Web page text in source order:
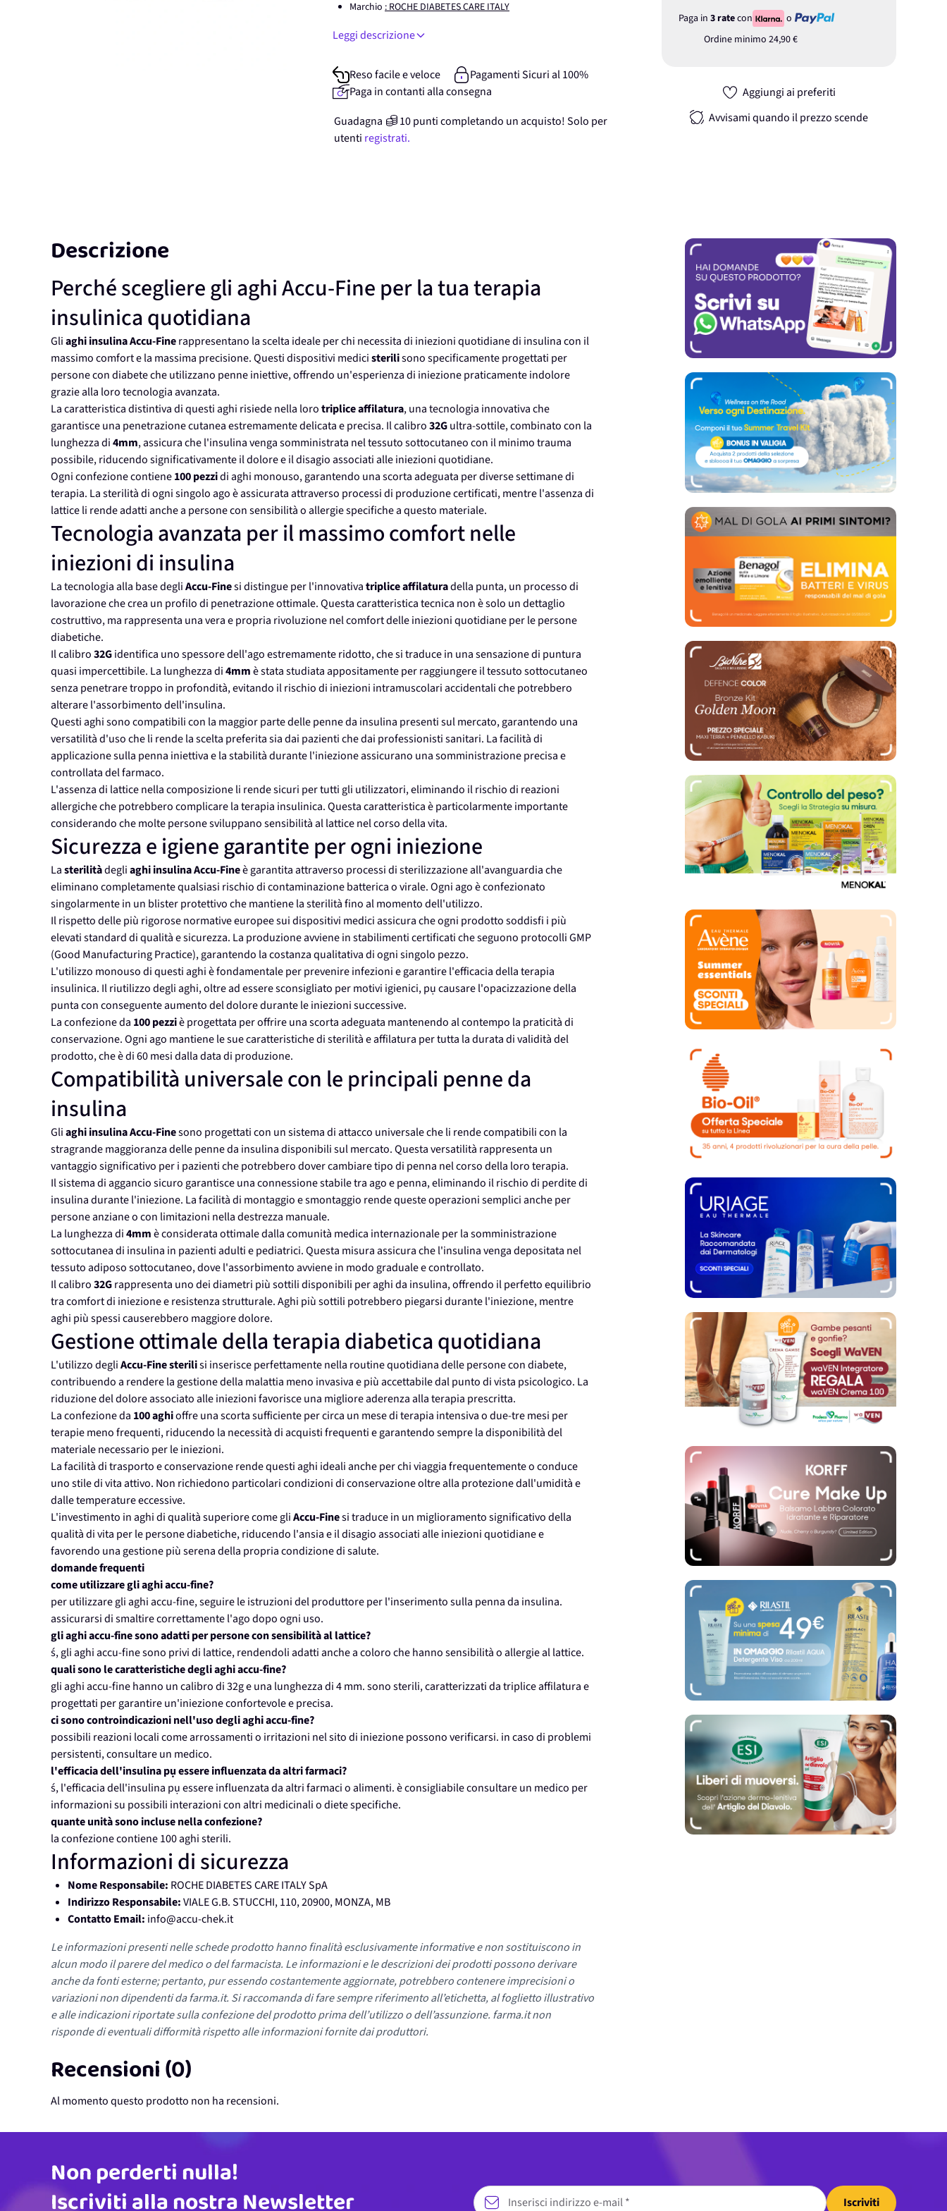
Paga in 3 ratecon
o
Ordine minimo 24,90 €
Aggiungi ai preferiti
Avvisami quando il prezzo scende
Marchio : ROCHE DIABETES CARE ITALY
Leggi descrizione
Reso facile e veloce
Pagamenti Sicuri al 100%
Paga in contanti alla consegna
Guadagna
10punticompletando un acquisto! Solo per
utenti registrati.
Descrizione
Perché scegliere gli aghi Accu-Fine per la tua terapia
insulinica quotidiana
Gliaghi insulinaAccu-Finerappresentano la scelta ideale per chi necessita di iniezioni quotidiane di insulina con il
massimo comfort e la massima precisione. Questi dispositivi medicisterilisono specificamente progettati per
persone con diabete che utilizzano penne iniettive, offrendo un'esperienza di iniezione praticamente indolore
grazie alla loro tecnologia avanzata.
La caratteristica distintiva di questi aghi risiede nella lorotriplice affilatura, una tecnologia innovativa che
garantisce una penetrazione cutanea estremamente delicata e precisa. Il calibro32Gultra-sottile, combinato con la
lunghezza di4mm, assicura che l'insulina venga somministrata nel tessuto sottocutaneo con il minimo trauma
possibile, riducendo significativamente il dolore e il disagio associati alle iniezioni quotidiane.
Ogni confezione contiene100 pezzidi aghi monouso, garantendo una scorta adeguata per diverse settimane di
terapia. La sterilità di ogni singolo ago è assicurata attraverso processi di produzione certificati, mentre l'assenza di
lattice li rende adatti anche a persone con sensibilità o allergie specifiche a questo materiale.
Tecnologia avanzata per il massimo comfort nelle
iniezioni di insulina
La tecnologia alla base degliAccu-Finesi distingue per l'innovativatriplice affilaturadella punta, un processo di
lavorazione che crea un profilo di penetrazione ottimale. Questa caratteristica tecnica non è solo un dettaglio
costruttivo, ma rappresenta una vera e propria rivoluzione nel comfort delle iniezioni quotidiane per le persone
diabetiche.
Il calibro32Gidentifica uno spessore dell'ago estremamente ridotto, che si traduce in una sensazione di puntura
quasi impercettibile. La lunghezza di4mmè stata studiata appositamente per raggiungere il tessuto sottocutaneo
senza penetrare troppo in profondità, evitando il rischio di iniezioni intramuscolari accidentali che potrebbero
alterare l'assorbimento dell'insulina.
Questi aghi sono compatibili con la maggior parte delle penne da insulina presenti sul mercato, garantendo una
versatilità d'uso che li rende la scelta preferita sia dai pazienti che dai professionisti sanitari. La facilità di
applicazione sulla penna iniettiva e la stabilità durante l'iniezione assicurano una somministrazione precisa e
controllata del farmaco.
L'assenza di lattice nella composizione li rende sicuri per tutti gli utilizzatori, eliminando il rischio di reazioni
allergiche che potrebbero complicare la terapia insulinica. Questa caratteristica è particolarmente importante
considerando che molte persone sviluppano sensibilità al lattice nel corso della vita.
Sicurezza e igiene garantite per ogni iniezione
Lasterilitàdegliaghi insulinaAccu-Fineè garantita attraverso processi di sterilizzazione all'avanguardia che
eliminano completamente qualsiasi rischio di contaminazione batterica o virale. Ogni ago è confezionato
singolarmente in un blister protettivo che mantiene la sterilità fino al momento dell'utilizzo.
Il rispetto delle più rigorose normative europee sui dispositivi medici assicura che ogni prodotto soddisfi i più
elevati standard di qualità e sicurezza. La produzione avviene in stabilimenti certificati che seguono protocolli GMP
(Good Manufacturing Practice), garantendo la costanza qualitativa di ogni singolo pezzo.
L'utilizzo monouso di questi aghi è fondamentale per prevenire infezioni e garantire l'efficacia della terapia
insulinica. Il riutilizzo degli aghi, oltre ad essere sconsigliato per motivi igienici, pụ causare l'opacizzazione della
punta con conseguente aumento del dolore durante le iniezioni successive.
La confezione da 100 pezziè progettata per offrire una scorta adeguata mantenendo al contempo la praticità di
conservazione. Ogni ago mantiene le sue caratteristiche di sterilità e affilatura per tutta la durata di validità del
prodotto, che è di 60 mesi dalla data di produzione.
Compatibilità universale con le principali penne da
insulina
Gliaghi insulinaAccu-Finesono progettati con un sistema di attacco universale che li rende compatibili con la
stragrande maggioranza delle penne da insulina disponibili sul mercato. Questa versatilità rappresenta un
vantaggio significativo per i pazienti che potrebbero dover cambiare tipo di penna nel corso della loro terapia.
Il sistema di aggancio sicuro garantisce una connessione stabile tra ago e penna, eliminando il rischio di perdite di
insulina durante l'iniezione. La facilità di montaggio e smontaggio rende queste operazioni semplici anche per
persone anziane o con limitazioni nella destrezza manuale.
La lunghezza di4mmè considerata ottimale dalla comunità medica internazionale per la somministrazione
sottocutanea di insulina in pazienti adulti e pediatrici. Questa misura assicura che l'insulina venga depositata nel
tessuto adiposo sottocutaneo, dove l'assorbimento avviene in modo graduale e controllato.
Il calibro32Grappresenta uno dei diametri più sottili disponibili per aghi da insulina, offrendo il perfetto equilibrio
tra comfort di iniezione e resistenza strutturale. Aghi più sottili potrebbero piegarsi durante l'iniezione, mentre
aghi più spessi causerebbero maggiore dolore.
Gestione ottimale della terapia diabetica quotidiana
L'utilizzo degliAccu-Finesterilisi inserisce perfettamente nella routine quotidiana delle persone con diabete,
contribuendo a rendere la gestione della malattia meno invasiva e più accettabile dal punto di vista psicologico. La
riduzione del dolore associato alle iniezioni favorisce una migliore aderenza alla terapia prescritta.
La confezione da 100 aghioffre una scorta sufficiente per circa un mese di terapia intensiva o due-tre mesi per
terapie meno frequenti, riducendo la necessità di acquisti frequenti e garantendo sempre la disponibilità del
materiale necessario per le iniezioni.
La facilità di trasporto e conservazione rende questi aghi ideali anche per chi viaggia frequentemente o conduce
uno stile di vita attivo. Non richiedono particolari condizioni di conservazione oltre alla protezione dall'umidità e
dalle temperature eccessive.
L'investimento in aghi di qualità superiore come gliAccu-Finesi traduce in un miglioramento significativo della
qualità di vita per le persone diabetiche, riducendo l'ansia e il disagio associati alle iniezioni quotidiane e
favorendo una gestione più serena della propria condizione di salute.
domande frequenti
come utilizzare gli aghi accu-fine?
per utilizzare gli aghi accu-fine, seguire le istruzioni del produttore per l'inserimento sulla penna da insulina.
assicurarsi di smaltire correttamente l'ago dopo ogni uso.
gli aghi accu-fine sono adatti per persone con sensibilità al lattice?
ś, gli aghi accu-fine sono privi di lattice, rendendoli adatti anche a coloro che hanno sensibilità o allergie al lattice.
quali sono le caratteristiche degli aghi accu-fine?
gli aghi accu-fine hanno un calibro di 32g e una lunghezza di 4 mm. sono sterili, caratterizzati da triplice affilatura e
progettati per garantire un'iniezione confortevole e precisa.
ci sono controindicazioni nell'uso degli aghi accu-fine?
possibili reazioni locali come arrossamenti o irritazioni nel sito di iniezione possono verificarsi. in caso di problemi
persistenti, consultare un medico.
l'efficacia dell'insulina pụ essere influenzata da altri farmaci?
ś, l'efficacia dell'insulina pụ essere influenzata da altri farmaci o alimenti. è consigliabile consultare un medico per
informazioni su possibili interazioni con altri medicinali o diete specifiche.
quante unità sono incluse nella confezione?
la confezione contiene 100 aghi sterili.
Informazioni di sicurezza
Nome Responsabile: ROCHE DIABETES CARE ITALY SpA
Indirizzo Responsabile:VIALE G.B. STUCCHI, 110, 20900, MONZA, MB
Contatto Email: info@accu-chek.it
Le informazioni presenti nelle schede prodotto hanno finalità esclusivamente informative e non sostituiscono in
alcun modo il parere del medico o del farmacista. Le informazioni e le descrizioni dei prodotti possono derivare
anche da fonti esterne; pertanto, pur essendo costantemente aggiornate, potrebbero contenere imprecisioni o
variazioni non dipendenti da farma.it. Si raccomanda di fare sempre riferimento all’etichetta, al foglietto illustrativo
e alle indicazioni riportate sulla confezione del prodotto prima dell’utilizzo o dell’assunzione. farma.it non
risponde di eventuali difformità rispetto alle informazioni fornite dai produttori.
Recensioni (0)
Al momento questo prodotto non ha recensioni.
Indirizzo email
Non perderti nulla!
Iscriviti